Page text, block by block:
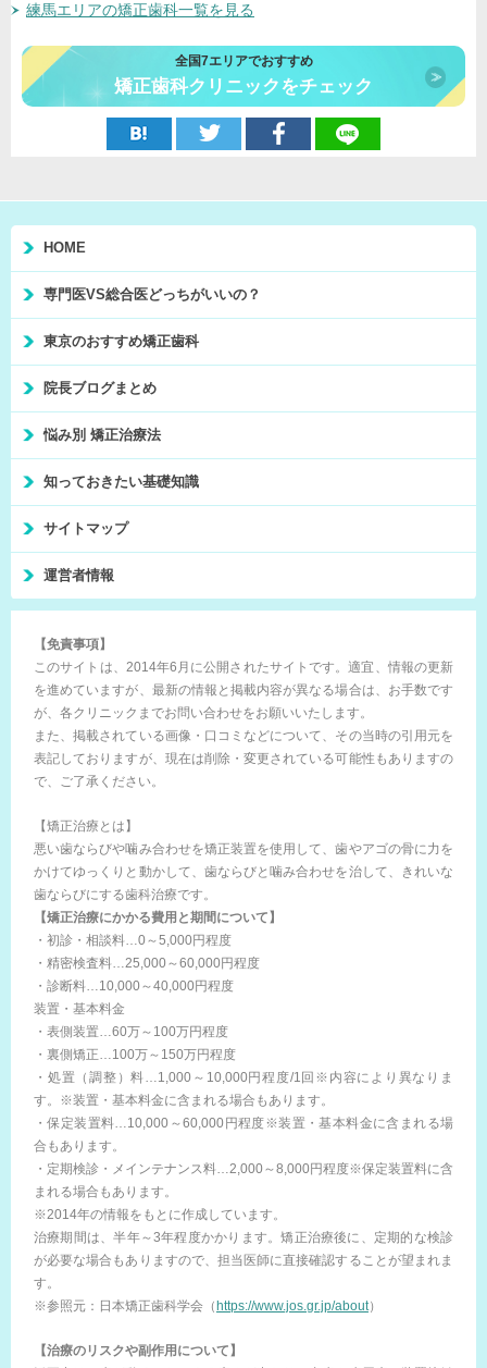
練馬エリアの矯正歯科一覧を見る
全国7エリアでおすすめ
矯正歯科クリニックをチェック
HOME
専門医VS総合医どっちがいいの？
東京のおすすめ矯正歯科
院長ブログまとめ
悩み別 矯正治療法
知っておきたい基礎知識
サイトマップ
運営者情報
【免責事項】
このサイトは、2014年6月に公開されたサイトです。適宜、情報の更新
を進めていますが、最新の情報と掲載内容が異なる場合は、お手数です
が、各クリニックまでお問い合わせをお願いいたします。
また、掲載されている画像・口コミなどについて、その当時の引用元を
表記しておりますが、現在は削除・変更されている可能性もありますの
で、ご了承ください。
【矯正治療とは】
悪い歯ならびや噛み合わせを矯正装置を使用して、歯やアゴの骨に力を
かけてゆっくりと動かして、歯ならびと噛み合わせを治して、きれいな
歯ならびにする歯科治療です。
【矯正治療にかかる費用と期間について】
・初診・相談料…0～5,000円程度
・精密検査料…25,000～60,000円程度
・診断料…10,000～40,000円程度
装置・基本料金
・表側装置…60万～100万円程度
・裏側矯正…100万～150万円程度
・処置（調整）料…1,000～10,000円程度/1回※内容により異なりま
す。※装置・基本料金に含まれる場合もあります。
・保定装置料…10,000～60,000円程度※装置・基本料金に含まれる場
合もあります。
・定期検診・メインテナンス料…2,000～8,000円程度※保定装置料に含
まれる場合もあります。
※2014年の情報をもとに作成しています。
治療期間は、半年～3年程度かかります。矯正治療後に、定期的な検診
が必要な場合もありますので、担当医師に直接確認することが望まれま
す。
※参照元：日本矯正歯科学会（ https://www.jos.gr.jp/about）
【治療のリスクや副作用について】